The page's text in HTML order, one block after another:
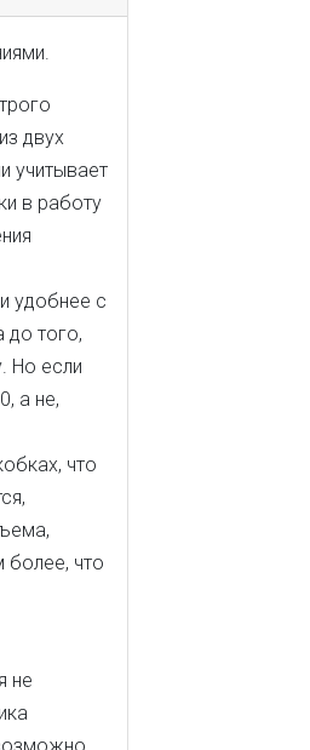
двух
учитывает
в работу
удобнее с
до того,
Но если
а не,
что
более, что
не